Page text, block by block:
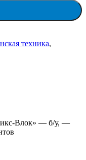
техника,
Влок» — б/у, —